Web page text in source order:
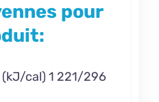
pour
cal) 1 221/296